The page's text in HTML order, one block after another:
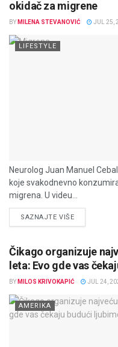
okidač za migrene
BY MILENA STEVANOVIĆ JUL 25,
LIFESTYLE
Neurolog Juan Manuel
koje svakodnevno
migrena. U videu...
SAZNAJTE VIŠEDETAILS
Čikago organizuje
leta: Evo gde vas
BY MILOS KRIVOKAPIĆ JUL 24,
AMERIKA